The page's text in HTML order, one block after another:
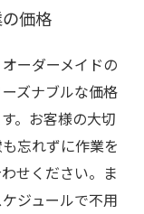
価格
ーダーメイドの
ズナブルな価格
。お客様の大切
忘れずに作業を
せください。ま
ジュールで不用